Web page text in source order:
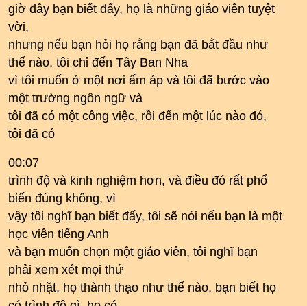
giờ đây bạn biết đấy, họ là những giáo viên tuyệt
vời,
nhưng nếu bạn hỏi họ rằng bạn đã bắt đầu như
thế nào, tôi chỉ đến Tây Ban Nha
vì tôi muốn ở một nơi ấm áp và tôi đã bước vào
một trường ngôn ngữ và
tôi đã có một công việc, rồi đến một lúc nào đó,
tôi đã có
00:07
trình độ và kinh nghiệm hơn, và điều đó rất phổ
biến đúng không, vì
vậy tôi nghĩ bạn biết đấy, tôi sẽ nói nếu bạn là một
học viên tiếng Anh
và bạn muốn chọn một giáo viên, tôi nghĩ bạn
phải xem xét mọi thứ
nhỏ nhặt, họ thành thạo như thế nào, bạn biết họ